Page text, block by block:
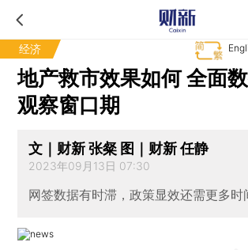
经济
地产救市效果如何 全面
观察窗口期
文｜财新 张粲 图｜财新 任静
2023年09月13日 07:30
网签数据有时滞，政策显效还需更多时